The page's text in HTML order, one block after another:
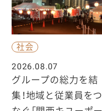
社会
2026.08.07
グループの総力を結
集！地域と従業員をつ